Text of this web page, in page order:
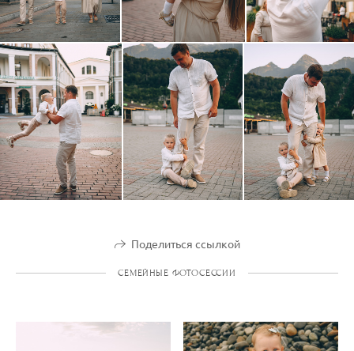
Поделиться ссылкой
СЕМЕЙНЫЕ ФОТОСЕССИИ